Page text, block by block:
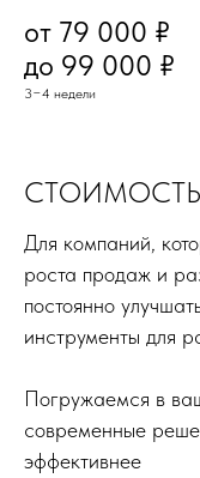
от 79 000 ₽
до 99 000 ₽
3−4 недели
Для компаний,
роста продаж и
постоянно
инструменты для
Погружаемся в
современные
эффективнее